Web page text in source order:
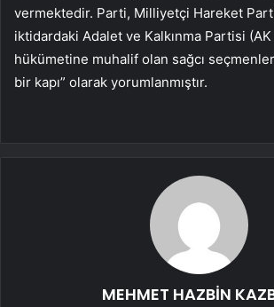
vermektedir. Parti, Milliyetçi Hareket
iktidardaki Adalet ve Kalkınma Partisi
hükümetine muhalif olan sağcı
bir kapı” olarak yorumlanmıştır.
MEHMET HAZBİN